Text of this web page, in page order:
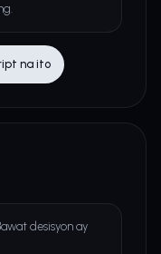
na ito
desisyon ay